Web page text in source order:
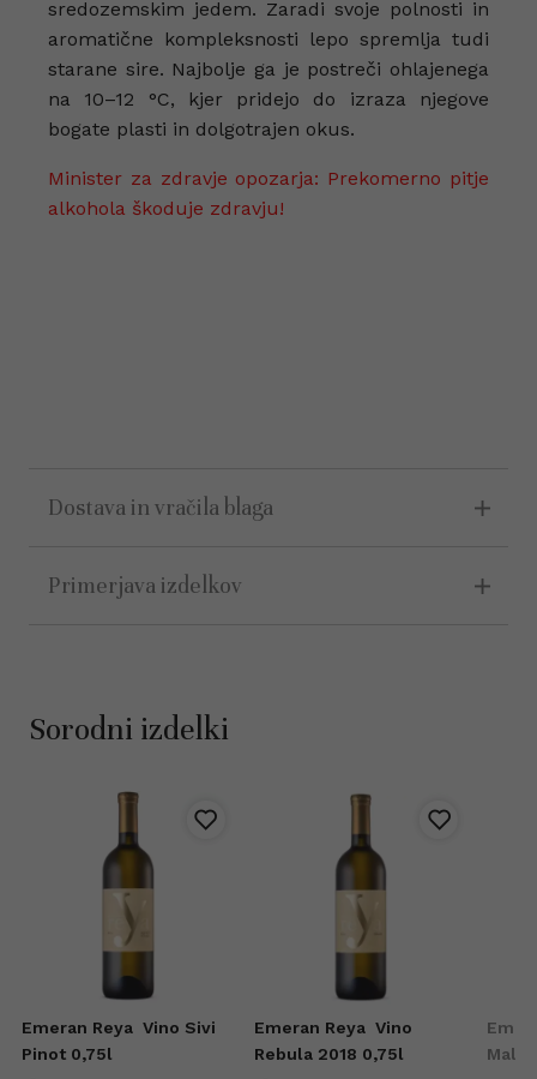
sredozemskim jedem. Zaradi svoje polnosti in
aromatične kompleksnosti lepo spremlja tudi
starane sire. Najbolje ga je postreči ohlajenega
na 10–12 °C, kjer pridejo do izraza njegove
bogate plasti in dolgotrajen okus.
Minister za zdravje opozarja: Prekomerno pitje
alkohola škoduje zdravju!
Dostava in vračila blaga
Primerjava izdelkov
Sorodni izdelki
Emeran Reya Vino Sivi
Pinot 0,75l
Emeran Reya Vino
Rebula 2018 0,75l